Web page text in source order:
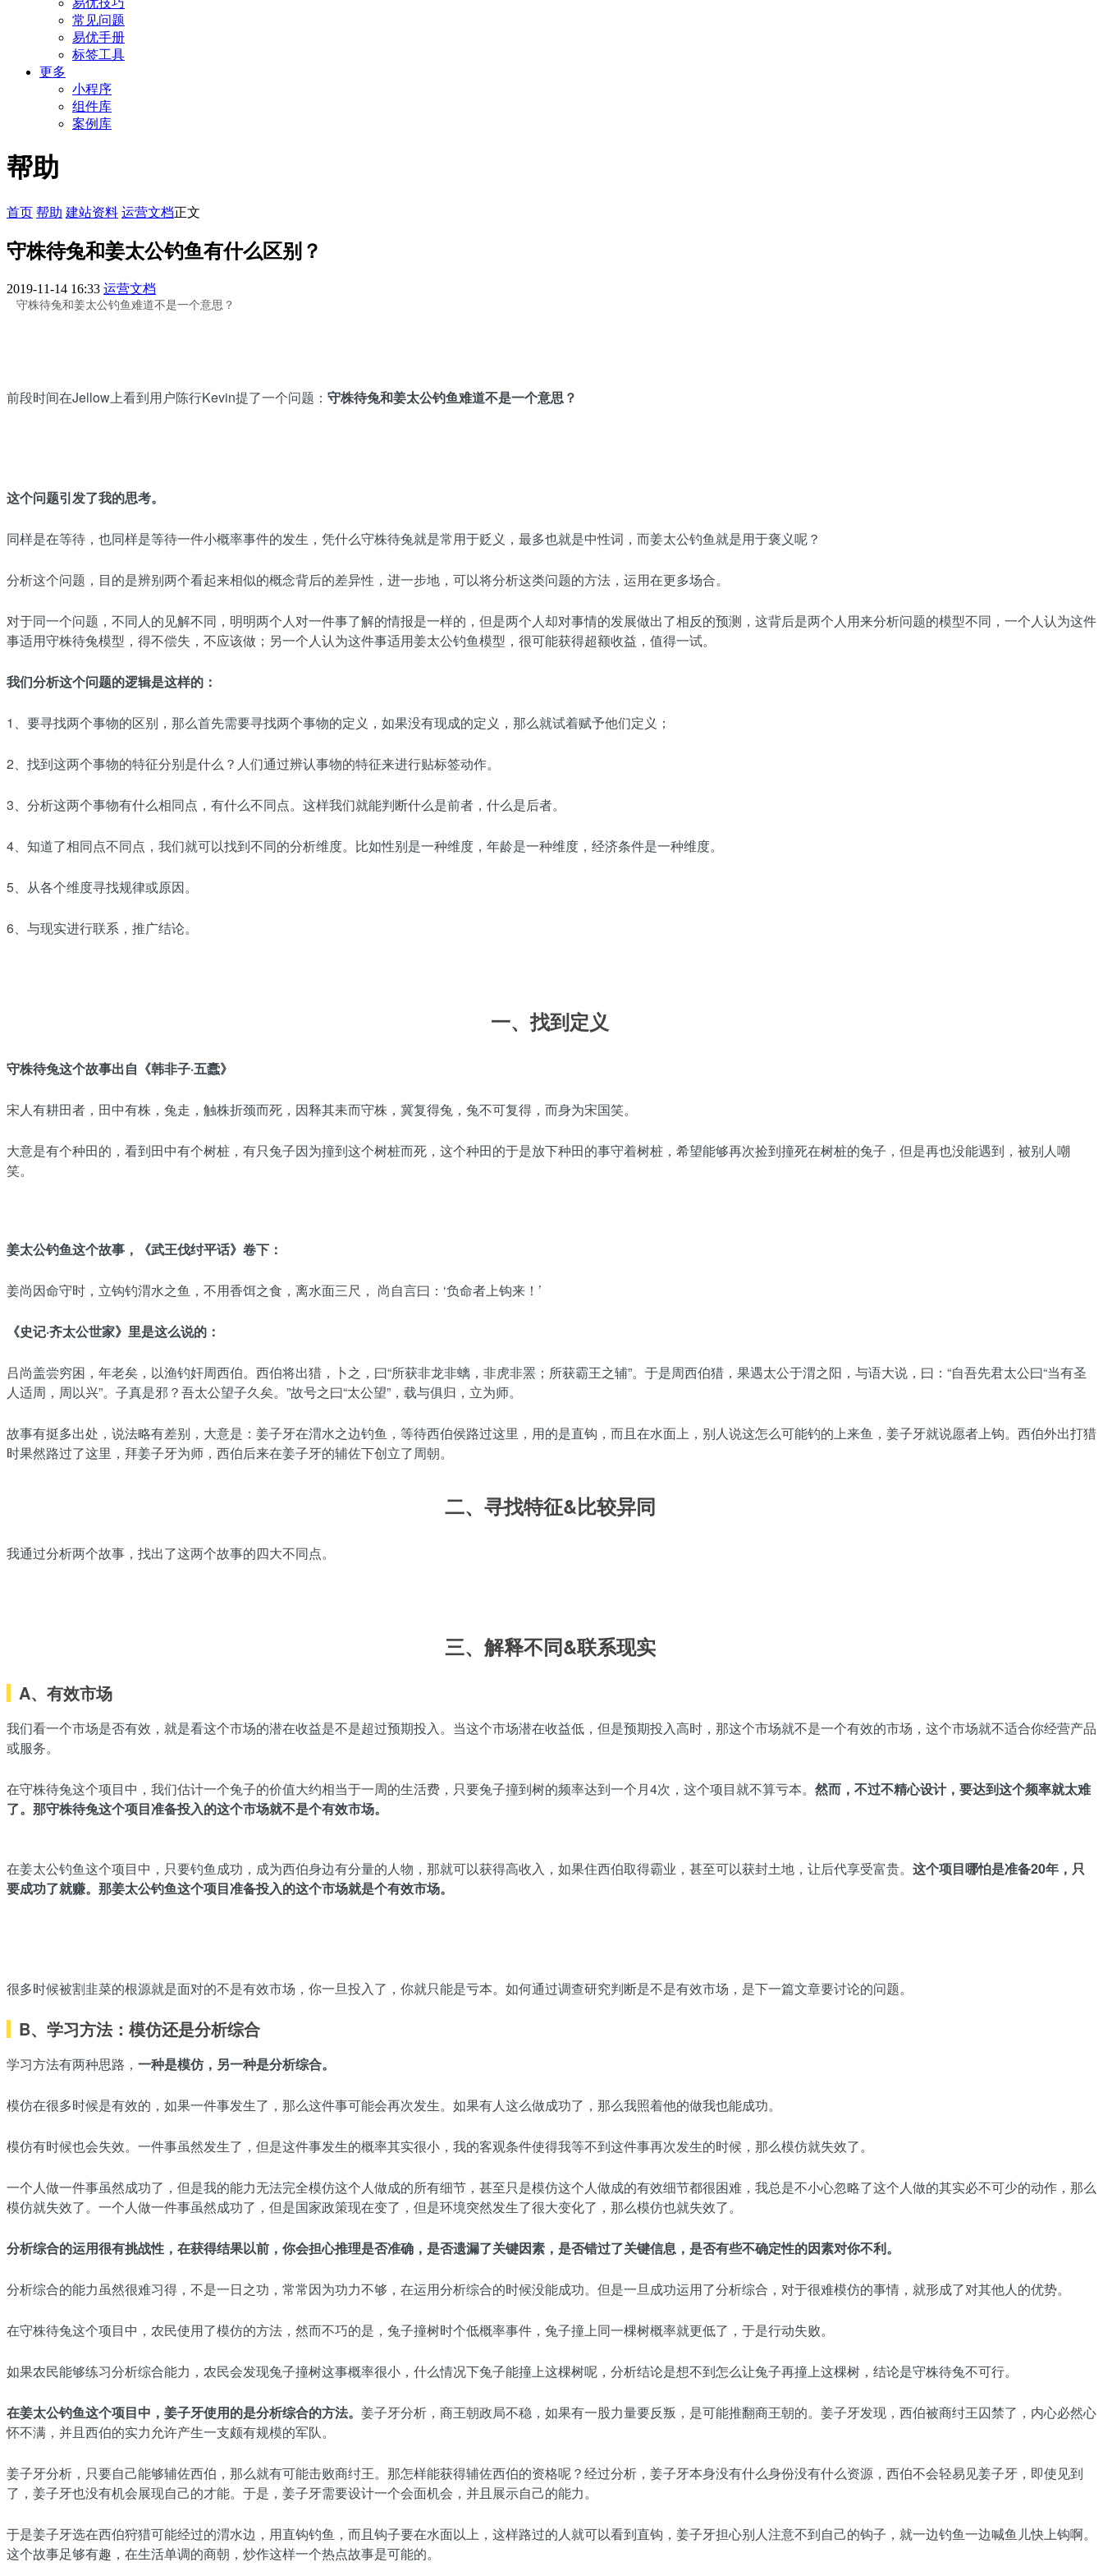
易优技巧
常见问题
易优手册
标签工具
更多
小程序
组件库
案例库
帮助
首页 帮助 建站资料 运营文档正文
守株待兔和姜太公钓鱼有什么区别？
2019-11-14 16:33 运营文档
守株待兔和姜太公钓鱼难道不是一个意思？
前段时间在Jellow上看到用户陈行Kevin提了一个问题： 守株待兔和姜太公钓鱼难道不是一个意思？
这个问题引发了我的思考。
同样是在等待，也同样是等待一件小概率事件的发生，凭什么守株待兔就是常用于贬义，最多也就是中性词，而姜太公钓鱼就是用于褒义呢？
分析这个问题，目的是辨别两个看起来相似的概念背后的差异性，进一步地，可以将分析这类问题的方法，运用在更多场合。
对于同一个问题，不同人的见解不同，明明两个人对一件事了解的情报是一样的，但是两个人却对事情的发展做出了相反的预测，这背后是两个人用来分析问题的模型不同，一个人认为这件
事适用守株待兔模型，得不偿失，不应该做；另一个人认为这件事适用姜太公钓鱼模型，很可能获得超额收益，值得一试。
我们分析这个问题的逻辑是这样的：
1、要寻找两个事物的区别，那么首先需要寻找两个事物的定义，如果没有现成的定义，那么就试着赋予他们定义；
2、找到这两个事物的特征分别是什么？人们通过辨认事物的特征来进行贴标签动作。
3、分析这两个事物有什么相同点，有什么不同点。这样我们就能判断什么是前者，什么是后者。
4、知道了相同点不同点，我们就可以找到不同的分析维度。比如性别是一种维度，年龄是一种维度，经济条件是一种维度。
5、从各个维度寻找规律或原因。
6、与现实进行联系，推广结论。
一、找到定义
守株待兔这个故事出自《韩非子·五蠹》
宋人有耕田者，田中有株，兔走，触株折颈而死，因释其耒而守株，冀复得兔，兔不可复得，而身为宋国笑。
大意是有个种田的，看到田中有个树桩，有只兔子因为撞到这个树桩而死，这个种田的于是放下种田的事守着树桩，希望能够再次捡到撞死在树桩的兔子，但是再也没能遇到，被别人嘲
笑。
姜太公钓鱼这个故事，《武王伐纣平话》卷下：
姜尚因命守时，立钩钓渭水之鱼，不用香饵之食，离水面三尺， 尚自言曰：‘负命者上钩来！’
《史记·齐太公世家》里是这么说的：
吕尚盖尝穷困，年老矣，以渔钓奸周西伯。西伯将出猎，卜之，曰“所获非龙非螭，非虎非罴；所获霸王之辅”。于是周西伯猎，果遇太公于渭之阳，与语大说，曰：“自吾先君太公曰“当有圣
人适周，周以兴”。子真是邪？吾太公望子久矣。”故号之曰“太公望”，载与俱归，立为师。
故事有挺多出处，说法略有差别，大意是：姜子牙在渭水之边钓鱼，等待西伯侯路过这里，用的是直钩，而且在水面上，别人说这怎么可能钓的上来鱼，姜子牙就说愿者上钩。西伯外出打猎
时果然路过了这里，拜姜子牙为师，西伯后来在姜子牙的辅佐下创立了周朝。
二、寻找特征&比较异同
我通过分析两个故事，找出了这两个故事的四大不同点。
三、解释不同&联系现实
A、有效市场
我们看一个市场是否有效，就是看这个市场的潜在收益是不是超过预期投入。当这个市场潜在收益低，但是预期投入高时，那这个市场就不是一个有效的市场，这个市场就不适合你经营产品
或服务。
在守株待兔这个项目中，我们估计一个兔子的价值大约相当于一周的生活费，只要兔子撞到树的频率达到一个月4次，这个项目就不算亏本。 然而，不过不精心设计，要达到这个频率就太难
了。 那守株待兔这个项目准备投入的这个市场就不是个有效市场。
在姜太公钓鱼这个项目中，只要钓鱼成功，成为西伯身边有分量的人物，那就可以获得高收入，如果住西伯取得霸业，甚至可以获封土地，让后代享受富贵。 这个项目哪怕是准备20年，只
要成功了就赚。 那姜太公钓鱼这个项目准备投入的这个市场就是个有效市场。
很多时候被割韭菜的根源就是面对的不是有效市场，你一旦投入了，你就只能是亏本。如何通过调查研究判断是不是有效市场，是下一篇文章要讨论的问题。
B、学习方法： 模仿还是分析综合
学习方法有两种思路， 一种是模仿，另一种是分析综合。
模仿在很多时候是有效的，如果一件事发生了，那么这件事可能会再次发生。如果有人这么做成功了，那么我照着他的做我也能成功。
模仿有时候也会失效。一件事虽然发生了，但是这件事发生的概率其实很小，我的客观条件使得我等不到这件事再次发生的时候，那么模仿就失效了。
一个人做一件事虽然成功了，但是我的能力无法完全模仿这个人做成的所有细节，甚至只是模仿这个人做成的有效细节都很困难，我总是不小心忽略了这个人做的其实必不可少的动作，那么
模仿就失效了。一个人做一件事虽然成功了，但是国家政策现在变了，但是环境突然发生了很大变化了，那么模仿也就失效了。
分析综合的运用很有挑战性，在获得结果以前，你会担心推理是否准确，是否遗漏了关键因素，是否错过了关键信息，是否有些不确定性的因素对你不利。
分析综合的能力虽然很难习得，不是一日之功，常常因为功力不够，在运用分析综合的时候没能成功。但是一旦成功运用了分析综合，对于很难模仿的事情，就形成了对其他人的优势。
在守株待兔这个项目中，农民使用了模仿的方法，然而不巧的是，兔子撞树时个低概率事件，兔子撞上同一棵树概率就更低了，于是行动失败。
如果农民能够练习分析综合能力，农民会发现兔子撞树这事概率很小，什么情况下兔子能撞上这棵树呢，分析结论是想不到怎么让兔子再撞上这棵树，结论是守株待兔不可行。
在姜太公钓鱼这个项目中，姜子牙使用的是分析综合的方法。 姜子牙分析，商王朝政局不稳，如果有一股力量要反叛，是可能推翻商王朝的。姜子牙发现，西伯被商纣王囚禁了，内心必然心
怀不满，并且西伯的实力允许产生一支颇有规模的军队。
姜子牙分析，只要自己能够辅佐西伯，那么就有可能击败商纣王。那怎样能获得辅佐西伯的资格呢？经过分析，姜子牙本身没有什么身份没有什么资源，西伯不会轻易见姜子牙，即使见到
了，姜子牙也没有机会展现自己的才能。于是，姜子牙需要设计一个会面机会，并且展示自己的能力。
于是姜子牙选在西伯狩猎可能经过的渭水边，用直钩钓鱼，而且钩子要在水面以上，这样路过的人就可以看到直钩，姜子牙担心别人注意不到自己的钩子，就一边钓鱼一边喊鱼儿快上钩啊。
这个故事足够有趣，在生活单调的商朝，炒作这样一个热点故事是可能的。